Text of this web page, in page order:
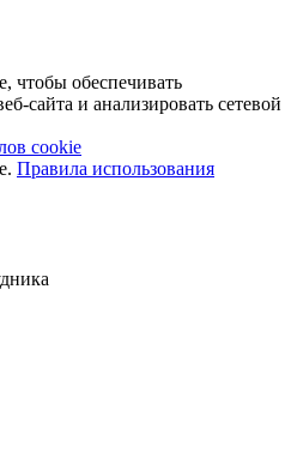
чтобы обеспечивать
сайта и анализировать сетевой
cookie
Правила использования